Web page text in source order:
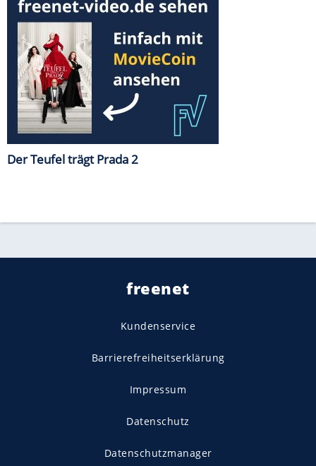
Der Teufel trägt Prada 2
freenet
Kundenservice
Barrierefreiheitserklärung
Impressum
Datenschutz
Datenschutzmanager